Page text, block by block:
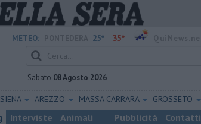
METEO: 25° 35°
Sabato 08 Agosto 2026
SIENA AREZZO MASSA CARRARA GROSSETO
Interviste Animali Pubblicità Contatti